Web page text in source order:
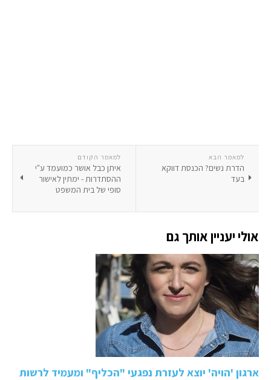
למאמר הקודם
איתן כבל אושר כמועמד ע"י
ההסתדרות - ימתין לאישור
סופי של בית המשפט
למאמר הבא
הדרת נשים? הכנסת דווקא
בעד
אולי יעניין אותך גם
ארגון 'הויה' יוצא לעזרת נפגעי "הכליף" ומעמיד לרשות